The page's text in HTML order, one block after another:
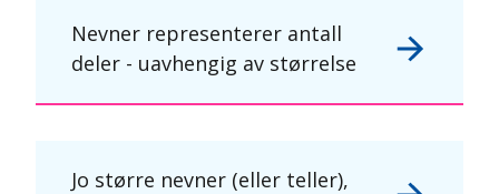
Nevner representerer antall
deler - uavhengig av størrelse
Jo større nevner (eller teller),